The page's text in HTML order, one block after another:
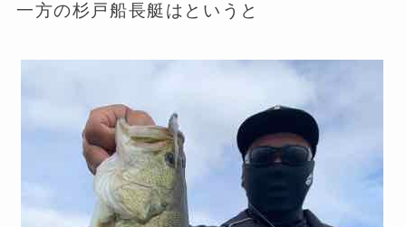
一方の杉戸船長艇はというと